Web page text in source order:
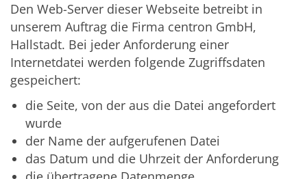
Den Web-Server dieser Webseite betreibt in
unserem Auftrag die Firma centron GmbH,
Hallstadt. Bei jeder Anforderung einer
Internetdatei werden folgende Zugriffsdaten
gespeichert:
die Seite, von der aus die Datei angefordert
wurde
der Name der aufgerufenen Datei
das Datum und die Uhrzeit der Anforderung